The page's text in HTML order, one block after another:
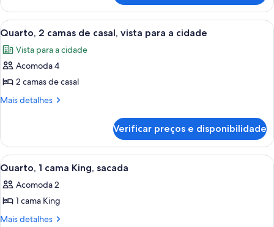
de
casal,
acessível,
sacada
(Mobility
&
Roll-
2
camas
de
acessível,
sacada
&
Hearing,
Carrega
todas
as
fotos
de
Quarto,
de
casal,
vista
para
a
Quarto de hotel com duas camas,
5
Quarto, 2 camas de casal, vista para a cidade
Vista para a cidade
Acomoda 4
2 camas de casal
Mais detalhes
Mais
2
camas
de
vista
para
cidade
Verificar preços e disponibilidade
Carrega
todas
as
fotos
de
Quarto de hotel com uma cama
5
Quarto, 1 cama King, sacada
Acomoda 2
1 cama King
Mais detalhes
Mais